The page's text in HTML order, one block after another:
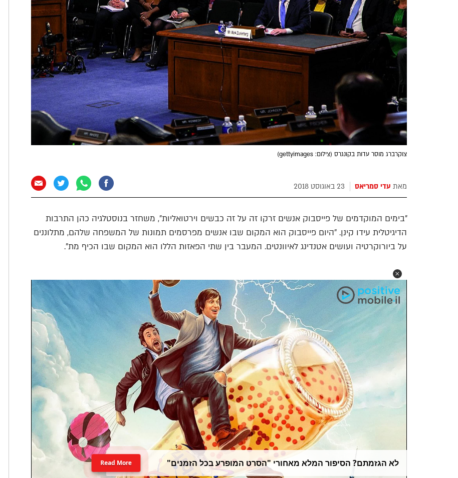
צוקרברג מוסר עדות בקונגרס (צילום: gettyimages)
מאת עדי סמריאס 23 באוגוסט 2018
"בימים המוקדמים של פייסבוק אנשים זרקו זה על זה כבשים וירטואליות", משחזר בנוסטלגיה כהן התרבות
הדיגיטלית עידו קינן. "היום פייסבוק הוא המקום שבו אנשים מפרסמים תמונות של המשפחה שלהם, מתלוננים
על ביורוקרטיה ועושים אטנדינג לאיוונטים. המעבר בין שתי הפאזות הללו הוא המקום שבו הכיף מת".
לא הגזמתם? הסיפור המלא מאחורי "הסרט המופרע בכל הזמנים" Read More